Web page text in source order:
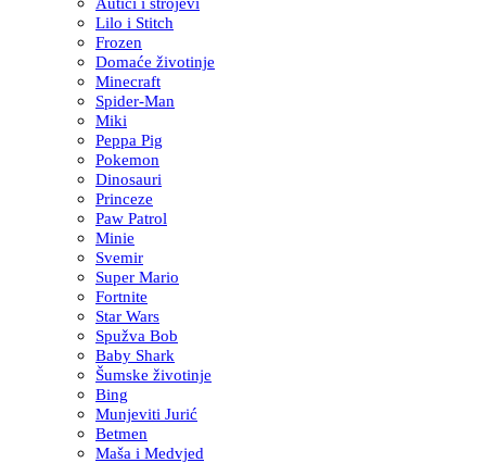
Lilo i Stitch
Frozen
Domaće životinje
Minecraft
Spider-Man
Miki
Peppa Pig
Pokemon
Dinosauri
Princeze
Paw Patrol
Minie
Svemir
Super Mario
Fortnite
Star Wars
Spužva Bob
Baby Shark
Šumske životinje
Bing
Munjeviti Jurić
Betmen
Maša i Medvjed